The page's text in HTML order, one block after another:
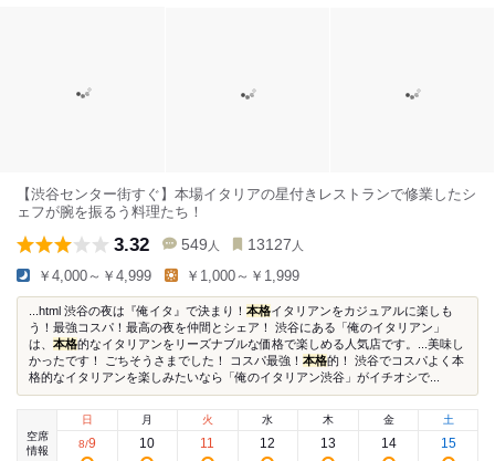
【渋谷センター街すぐ】本場イタリアの星付きレストランで修業したシ
ェフが腕を振るう料理たち！
3.32 549 人 13127 人
￥4,000～￥4,999 ￥1,000～￥1,999
...html 渋谷の夜は『俺イタ』で決まり！ 本格イタリアンをカジュアルに楽しも
う！最強コスパ！最高の夜を仲間とシェア！ 渋谷にある「俺のイタリアン」
は、 本格的なイタリアンをリーズナブルな価格で楽しめる人気店です。...美味し
かったです！ ごちそうさまでした！ コスパ最強！ 本格的！ 渋谷でコスパよく本
格的なイタリアンを楽しみたいなら「俺のイタリアン渋谷」がイチオシで...
空席
情報
日
8/9
月
10
火
11
水
12
木
13
金
14
土
15